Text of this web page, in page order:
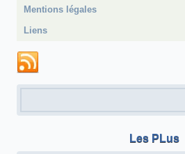
Mentions légales
Liens
Les PLus